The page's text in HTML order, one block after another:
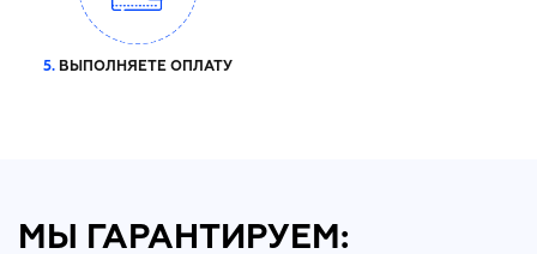
5. ВЫПОЛНЯЕТЕ ОПЛАТУ
МЫ ГАРАНТИРУЕМ: